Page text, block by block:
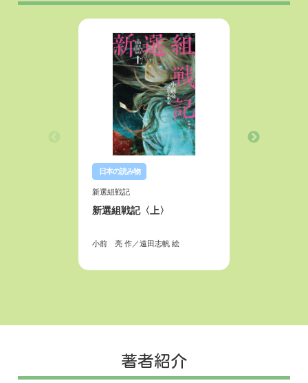
日本の読み物
新選組戦記
新選組戦記〈上〉
小前 亮 作／遠田志帆 絵
著者紹介